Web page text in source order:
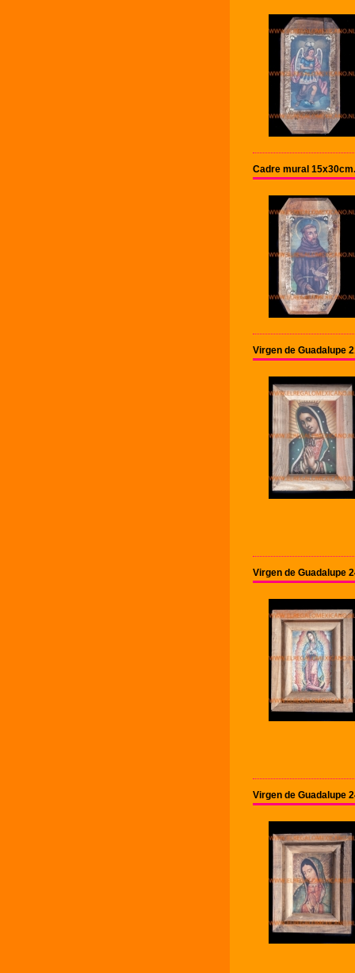
Cadre mural 15x30cm.
Virgen de Guadalupe
Virgen de Guadalupe
Virgen de Guadalupe